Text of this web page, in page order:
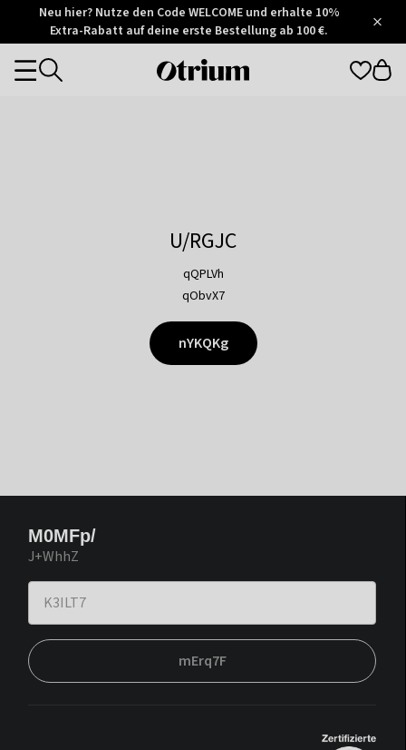
Otrium
Trustpilot
Neu hier? Nutze den Code WELCOME und erhalte 10%
Extra-Rabatt auf deine erste Bestellung ab 100 €.
Otrium
Categories
U/RGJC
qQPLVh
qObvX7
nYKQKg
M0MFp/
J+WhhZ
mErq7F